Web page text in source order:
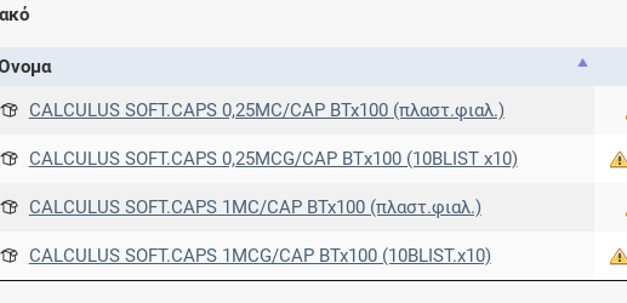
CALCULUS SOFT.CAPS 0,25MC/CAP BTx100 (πλαστ.φιαλ.)
CALCULUS SOFT.CAPS 0,25MCG/CAP ΒΤx100 (10BLIST x10)
CALCULUS SOFT.CAPS 1MC/CAP BTx100 (πλαστ.φιαλ.)
CALCULUS SOFT.CAPS 1MCG/CAP BTx100 (10BLIST.x10)